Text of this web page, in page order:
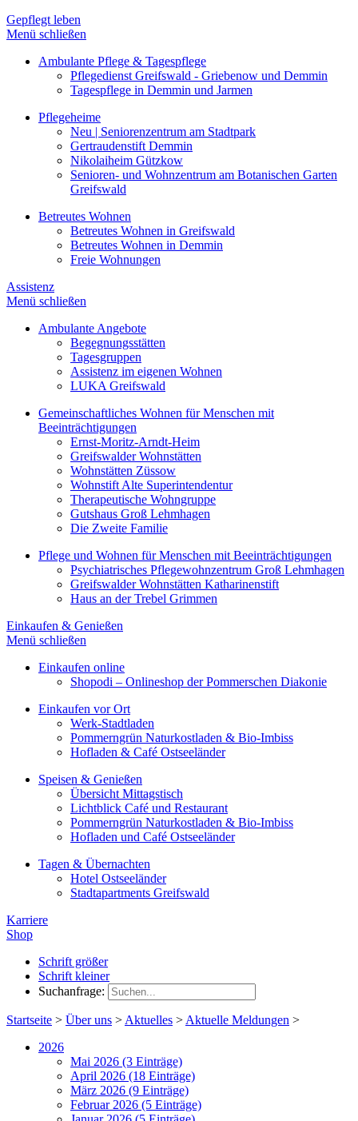
Gepflegt leben
Menü schließen
Ambulante Pflege & Tagespflege
Pflegedienst Greifswald - Griebenow und Demmin
Tagespflege in Demmin und Jarmen
Pflegeheime
Neu | Seniorenzentrum am Stadtpark
Gertraudenstift Demmin
Nikolaiheim Gützkow
Senioren- und Wohnzentrum am Botanischen Garten
Greifswald
Betreutes Wohnen
Betreutes Wohnen in Greifswald
Betreutes Wohnen in Demmin
Freie Wohnungen
Assistenz
Menü schließen
Ambulante Angebote
Begegnungsstätten
Tagesgruppen
Assistenz im eigenen Wohnen
LUKA Greifswald
Gemeinschaftliches Wohnen für Menschen mit
Beeinträchtigungen
Ernst-Moritz-Arndt-Heim
Greifswalder Wohnstätten
Wohnstätten Züssow
Wohnstift Alte Superintendentur
Therapeutische Wohngruppe
Gutshaus Groß Lehmhagen
Die Zweite Familie
Pflege und Wohnen für Menschen mit Beeinträchtigungen
Psychiatrisches Pflegewohnzentrum Groß Lehmhagen
Greifswalder Wohnstätten Katharinenstift
Haus an der Trebel Grimmen
Einkaufen & Genießen
Menü schließen
Einkaufen online
Shopodi – Onlineshop der Pommerschen Diakonie
Einkaufen vor Ort
Werk-Stadtladen
Pommerngrün Naturkostladen & Bio-Imbiss
Hofladen & Café Ostseeländer
Speisen & Genießen
Übersicht Mittagstisch
Lichtblick Café und Restaurant
Pommerngrün Naturkostladen & Bio-Imbiss
Hofladen und Café Ostseeländer
Tagen & Übernachten
Hotel Ostseeländer
Stadtapartments Greifswald
Karriere
Shop
Schrift größer
Schrift kleiner
Suchanfrage:
Startseite > Über uns > Aktuelles > Aktuelle Meldungen >
2026
Mai 2026 (3 Einträge)
April 2026 (18 Einträge)
März 2026 (9 Einträge)
Februar 2026 (5 Einträge)